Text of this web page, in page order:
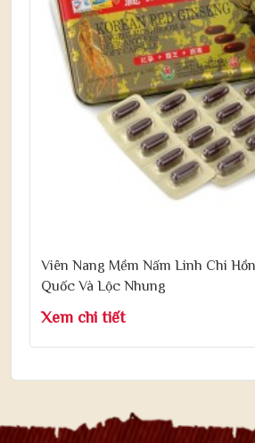
Viên Nang Mềm Nấm Linh Chi
Quốc Và Lộc Nhung
Xem chi tiết